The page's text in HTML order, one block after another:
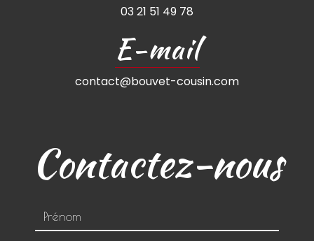
03 21 51 49 78
E-mail
contact@bouvet-cousin.com
Contactez-nous